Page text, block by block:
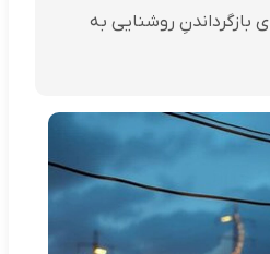
بازگرداندنِ روشنایی به